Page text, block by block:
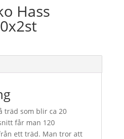
Hass
träd som blir ca 20
får man 120
ett träd. Man tror att